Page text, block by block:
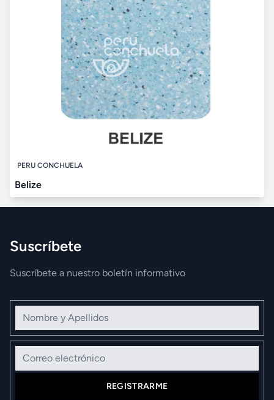
PERU CONCHUELA
Belize
Suscríbete
Suscríbete a nuestro boletín informativo
Nombre y Apellidos
Correo electrónico
REGISTRARME